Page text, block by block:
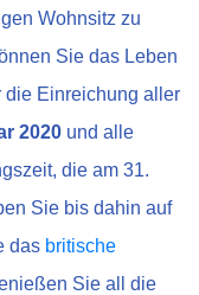
Wohnsitz zu
Sie das Leben
die Einreichung aller
2020 und alle
die am 31.
Sie bis dahin auf
das britische
Sie all die